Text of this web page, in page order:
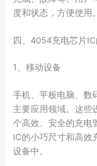
度和状态，方便使用。
四、4054充电芯片
1、移动设备
手机、平板电脑、数
主要应用领域。这些
个高效、安全的充电
IC的小巧尺寸和高效
设备中。